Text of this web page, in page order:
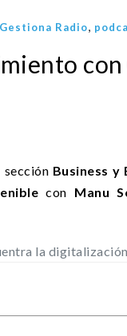
Gestiona Radio,
sección Business y
con Manu
la digitalización